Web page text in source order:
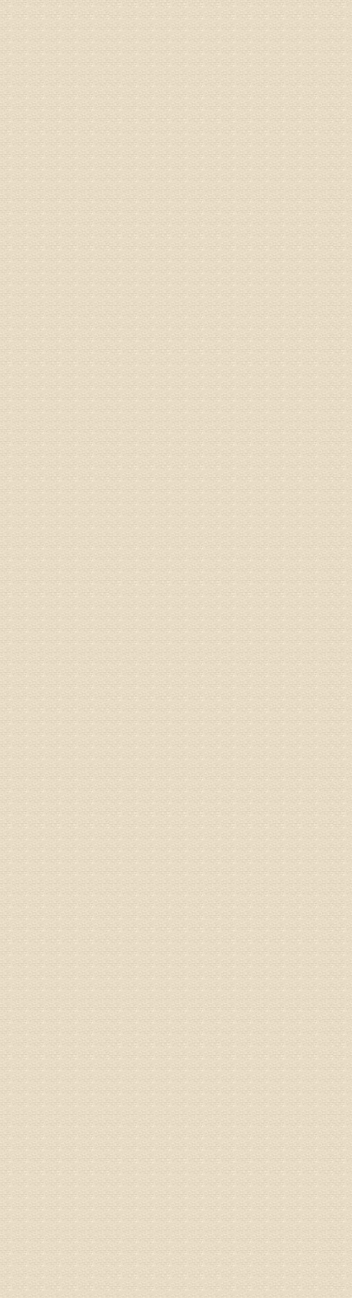
由于专
姓名
专家回
同时，
突出的
由于我
姓名：
病情描
专家回
病情描
专家回
何？
治疗方
由于我
姓名：
病情描
梁断裂
孙主任
姓名：
病情描
专家回
建议带
姓名
专家回
治疗方
理疗、
病情描
气，一
专家回
姓名：
病情描
的放射
姓名：
病情描
专家回
姓名：
病情描
专家回
较严重
院详细
姓名
专家回